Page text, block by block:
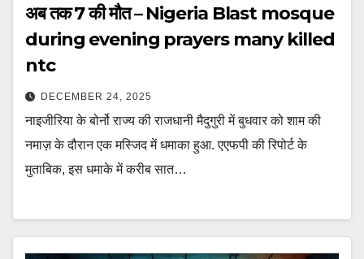
अब तक 7 की मौत – Nigeria Blast mosque
during evening prayers many killed
ntc
DECEMBER 24, 2025
नाइजीरिया के बोर्नो राज्य की राजधानी मैदुगुरी में बुधवार को शाम की
नमाज़ के दौरान एक मस्जिद में धमाका हुआ. एएफपी की रिपोर्ट के
मुताबिक, इस धमाके में करीब सात…